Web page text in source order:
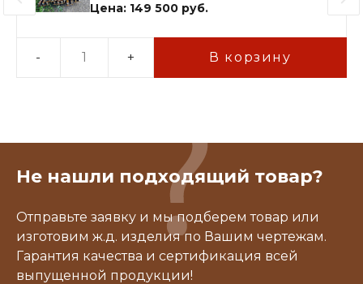
Цена: 149 500 руб.
- + В корзину
Не нашли подходящий товар?
Отправьте заявку и мы подберем товар или
изготовим ж.д. изделия по Вашим чертежам.
Гарантия качества и сертификация всей
выпущенной продукции!